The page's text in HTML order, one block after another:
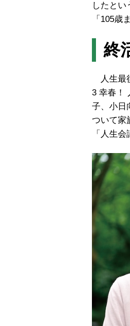
したとい
「105歳
終
人生最
3 幸春！
子、小日
ついて家
「人生